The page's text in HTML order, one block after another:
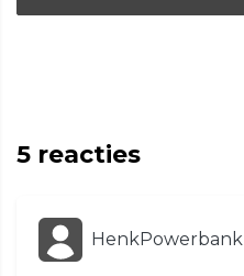
5 reacties
HenkPowerbank